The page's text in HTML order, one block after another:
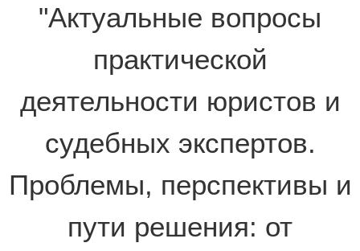
"Актуальные вопросы
практической
деятельности юристов и
судебных экспертов.
Проблемы, перспективы и
пути решения: от